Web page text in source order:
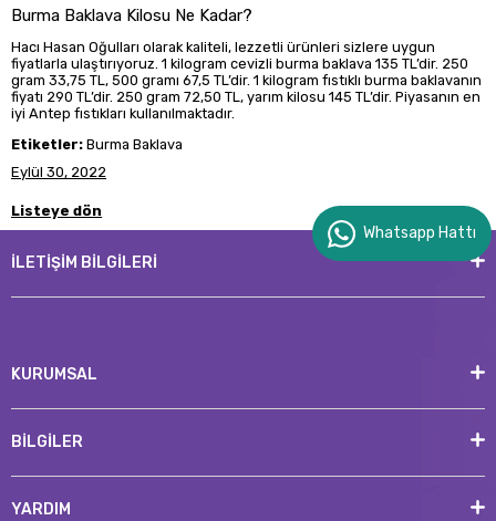
Burma Baklava Kilosu Ne Kadar?
Hacı Hasan Oğulları olarak kaliteli, lezzetli ürünleri sizlere uygun
fiyatlarla ulaştırıyoruz. 1 kilogram cevizli burma baklava 135 TL’dir. 250
gram 33,75 TL, 500 gramı 67,5 TL’dir. 1 kilogram fıstıklı burma baklavanın
fiyatı 290 TL’dir. 250 gram 72,50 TL, yarım kilosu 145 TL’dir. Piyasanın en
iyi Antep fıstıkları kullanılmaktadır.
Etiketler: Burma Baklava
Eylül 30, 2022
Listeye dön
İLETİŞİM BİLGİLERİ
KURUMSAL
BİLGİLER
YARDIM
Whatsapp Hattı